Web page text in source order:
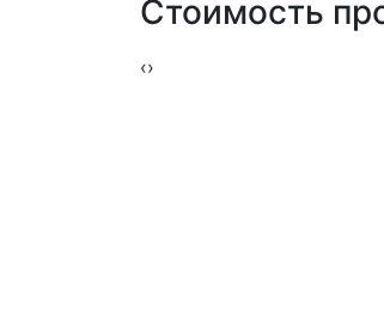
Стоимость
‹›